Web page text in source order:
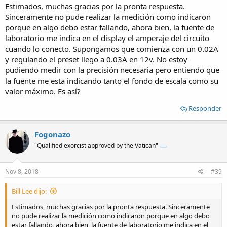
Estimados, muchas gracias por la pronta respuesta.
Sinceramente no pude realizar la medición como indicaron
porque en algo debo estar fallando, ahora bien, la fuente de
laboratorio me indica en el display el amperaje del circuito
cuando lo conecto. Supongamos que comienza con un 0.02A
y regulando el preset llego a 0.03A en 12v. No estoy
pudiendo medir con la precisión necesaria pero entiendo que
la fuente me esta indicando tanto el fondo de escala como su
valor máximo. Es así?
Responder
Fogonazo
"Qualified exorcist approved by the Vatican"
Nov 8, 2018 #39
Bill Lee dijo:
Estimados, muchas gracias por la pronta respuesta. Sinceramente
no pude realizar la medición como indicaron porque en algo debo